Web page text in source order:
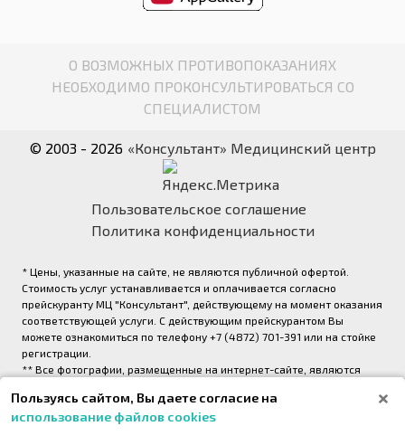
О ВОЗМОЖНЫХ ПРОТИВОПОКАЗАНИЯХ
НЕОБХОДИМО ПРОКОНСУЛЬТИРОВАТЬСЯ СО
СПЕЦИАЛИСТОМ
© 2003 - 2026 «Консультант» Медицинский центр
Пользовательское соглашение
Политика конфиденциальности
* Цены, указанные на сайте, не являются публичной офертой.
Стоимость услуг устанавливается и оплачивается согласно
прейскуранту МЦ "Консультант", действующему на момент оказания
соответствующей услуги. С действующим прейскурантом Вы
можете ознакомиться по телефону +7 (4872) 701-391 или на стойке
регистрации.
** Все фотографии, размещенные на интернет-сайте, являются
«Консультант» (правообладатель ООО «Медрейд»)
Пользуясь сайтом, Вы даете согласие на
использование файлов cookies